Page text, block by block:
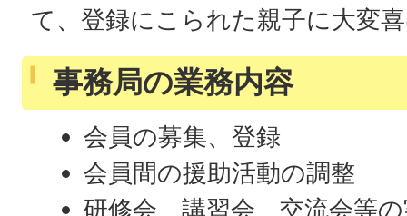
て、登録にこられた親子に大変
事務局の業務内容
会員の募集、登録
会員間の援助活動の調整
研修会、講習会、交流会等